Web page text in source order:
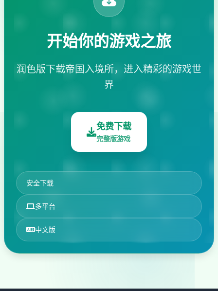
开始你的游戏之旅
润色版下载帝国入境所，进入精彩的游戏世
界
免费下载
完整版游戏
安全下载
多平台
中文版